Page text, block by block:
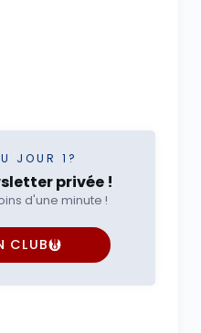
JOUR 1?
privée !
d'une minute !
CLUB